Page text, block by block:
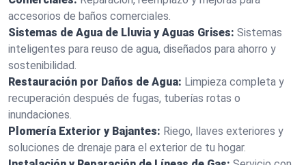
accesorios de baños comerciales.
Sistemas de Agua de Lluvia y Aguas Grises: Sistemas
inteligentes para reuso de agua, diseñados para ahorro y
sostenibilidad.
Restauración por Daños de Agua: Limpieza completa y
recuperación después de fugas, tuberías rotas o
inundaciones.
Plomería Exterior y Bajantes: Riego, llaves exteriores y
soluciones de drenaje para el exterior de tu hogar.